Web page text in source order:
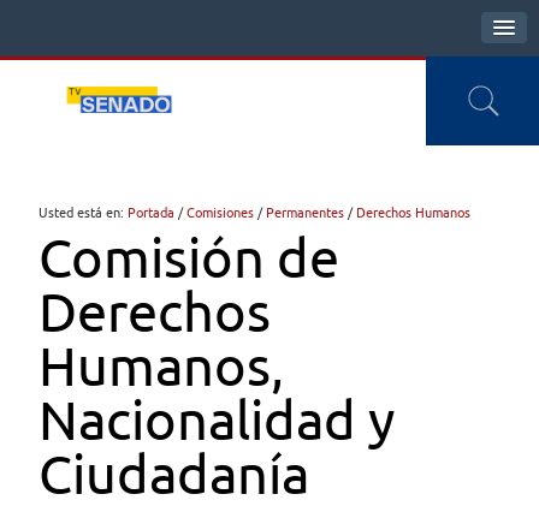
Usted está en: Portada /Comisiones / Permanentes / Derechos Humanos
Comisión de
Derechos
Humanos,
Nacionalidad y
Ciudadanía